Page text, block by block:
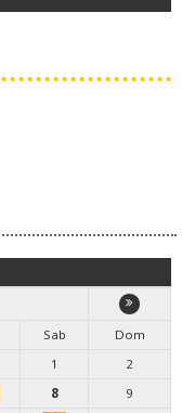
Sab
Dom
1
2
8
9